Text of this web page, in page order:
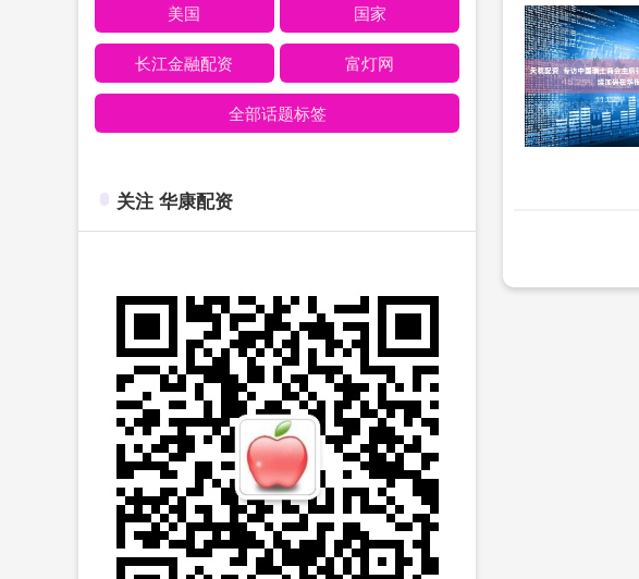
美国 国家
长江金融配资 富灯网
全部话题标签
关注 华康配资